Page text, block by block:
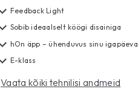
Feedback Light
Sobib ideaalselt köögi disainiga
hOn äpp – ühenduvus sinu
E-klass
Vaata kõiki tehnilisi andmeid